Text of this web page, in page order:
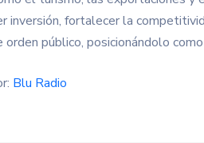
inversión, fortalecer la
orden público, posicionándolo
Blu Radio